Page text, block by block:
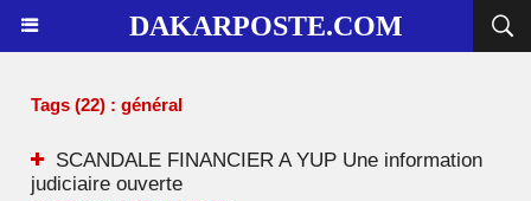
DAKARPOSTE.COM
Tags (22) : général
SCANDALE FINANCIER A YUP Une information
judiciaire ouverte